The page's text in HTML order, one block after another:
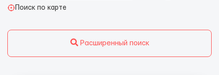
Поиск по карте
Расширенный поиск